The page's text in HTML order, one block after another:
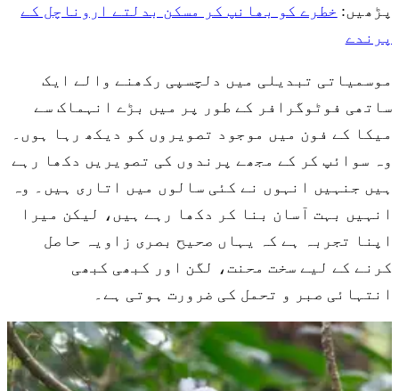
پڑھیں: خطرے کو بھانپ کر مسکن بدلتے اروناچل کے
پرندے
موسمیاتی تبدیلی میں دلچسپی رکھنے والے ایک
ساتھی فوٹوگرافر کے طور پر میں بڑے انہماک سے
میکا کے فون میں موجود تصویروں کو دیکھ رہا ہوں۔
وہ سوائپ کر کے مجھے پرندوں کی تصویریں دکھا رہے
ہیں جنہیں انہوں نے کئی سالوں میں اتاری ہیں۔ وہ
انہیں بہت آسان بنا کر دکھا رہے ہیں، لیکن میرا
اپنا تجربہ ہے کہ یہاں صحیح بصری زاویہ حاصل
کرنے کے لیے سخت محنت، لگن اور کبھی کبھی
انتہائی صبر و تحمل کی ضرورت ہوتی ہے۔